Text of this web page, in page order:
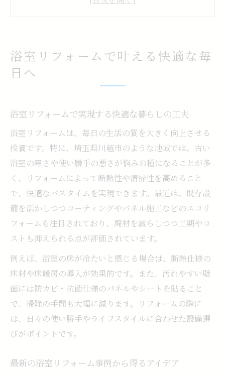
に
価格を抑えて浴室リフォームを成功させるコツ
は
ユニットバスリフォーム最安値を目指す方
お風呂リフォーム安く済ませるおすすめア
イデア
工事費込みで安心な浴室リフォームの進め
方
コストを意識した浴室リフォームプランの
立て方
お風呂リフォームを安く済ませたい方必見
お風呂リフォーム安く叶えるためのポイン
ト
ユニットバス 1616激安リフォームの実際
安さと品質両立の浴室リフォームアイデア
浴室リフォームで叶える快適な毎
日へ
浴室リフォームで実現する快適な暮らしの工夫
浴室リフォームは、毎日の生活の質を大きく向上させる
投資です。特に、埼玉県川越市のような地域では、古い
浴室の寒さや使い勝手の悪さが悩みの種になることが多
く、リフォームによって断熱性や清掃性を高めること
で、快適なバスタイムを実現できます。最近は、既存設
備を活かしつつコーティングやパネル施工などのエコリ
フォームも注目されており、廃材を減らしつつ工期やコ
ストも抑えられる点が評価されています。
例えば、浴室の床が冷たいと感じる場合は、断熱仕様の
床材や床暖房の導入が効果的です。また、汚れやすい壁
面には防カビ・抗菌仕様のパネルやシートを貼ること
で、掃除の手間も大幅に減ります。リフォームの際に
は、日々の使い勝手やライフスタイルに合わせた設備選
びがポイントです。
最新の浴室リフォーム事例から得るアイデア